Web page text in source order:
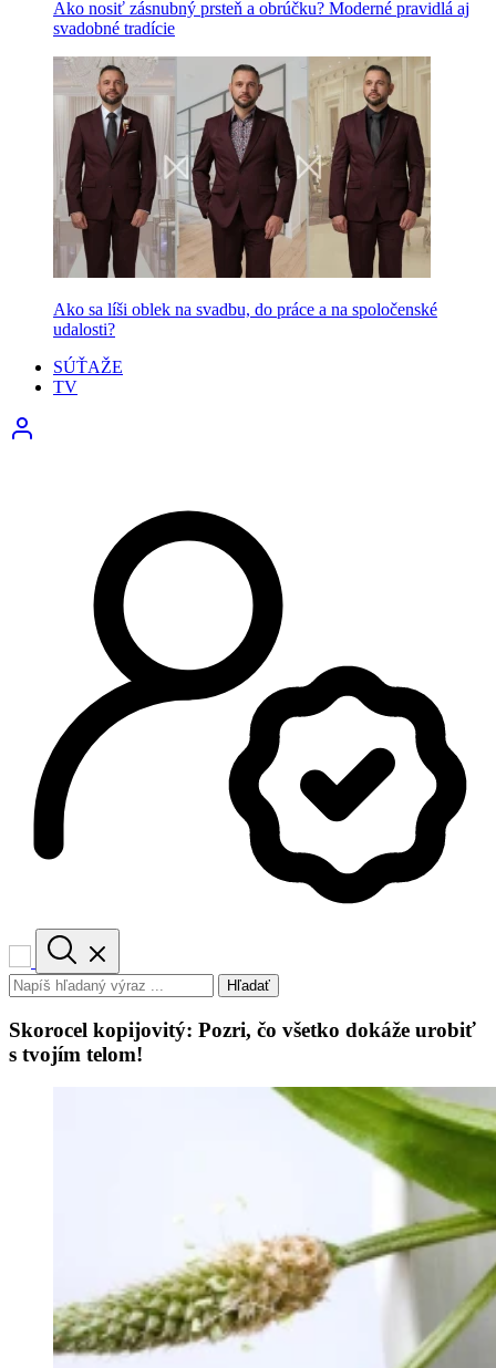
Ako nosiť zásnubný prsteň a obrúčku? Moderné pravidlá aj
svadobné tradície
Ako sa líši oblek na svadbu, do práce a na spoločenské
udalosti?
SÚŤAŽE
TV
Hľadať
Skorocel kopijovitý: Pozri, čo všetko dokáže urobiť
s tvojím telom!